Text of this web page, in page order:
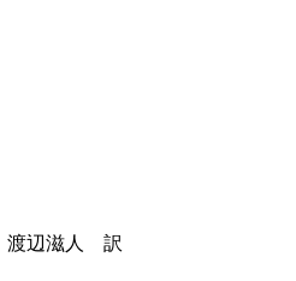
渡辺滋人 訳